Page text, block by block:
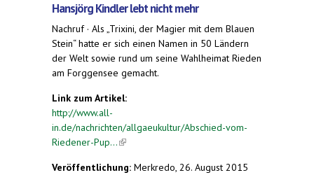
Hansjörg Kindler lebt nicht mehr
Nachruf · Als „Trixini, der Magier mit dem Blauen
Stein“ hatte er sich einen Namen in 50 Ländern
der Welt sowie rund um seine Wahlheimat Rieden
am Forggensee gemacht.
Link zum Artikel:
http://www.all-
in.de/nachrichten/allgaeukultur/Abschied-vom-
Riedener-Pup...(link is external)
Veröffentlichung: Merkredo, 26. August 2015